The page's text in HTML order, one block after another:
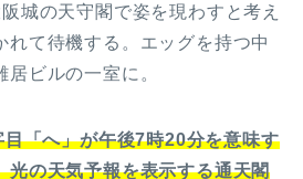
城の天守閣で姿を現わすと考え
れて待機する。エッグを持つ中
ビルの一室に。
「へ」が午後7時20分を意味す
光の天気予報を表示する通天閣